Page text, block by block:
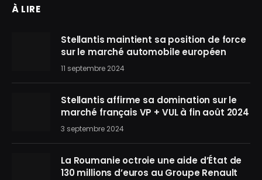
À LIRE
Stellantis maintient sa position de force
sur le marché automobile européen
11 septembre 2024
Stellantis affirme sa domination sur le
marché français VP + VUL à fin août 2024
3 septembre 2024
La Roumanie octroie une aide d’État de
130 millions d’euros au Groupe Renault